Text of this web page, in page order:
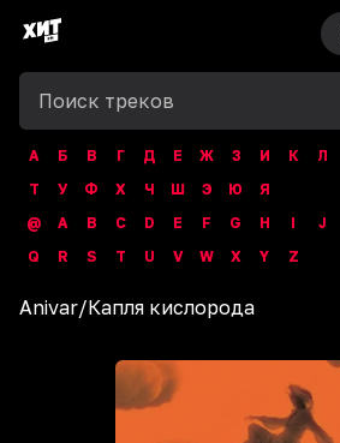
А Б В Г Д Е Ж З И К Л
Т
У Ф Х Ч Ш Э Ю
Я
@
A B C D E F G H I J
Q
R S T U V W X Y Z
Anivar/Капля кислорода